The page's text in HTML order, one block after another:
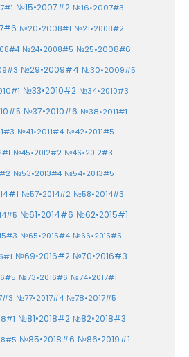
№15•2007#2 №16•2007#3
№20•2008#1 №21•2008#2
№24•2008#5 №25•2008#6
№29•2009#4 №30•2009#5
№33•2010#2 №34•2010#3
№37•2010#6 №38•2011#1
№41•2011#4 №42•2011#5
№45•2012#2 №46•2012#3
№53•2013#4 №54•2013#5
№57•2014#2 №58•2014#3
№61•2014#6 №62•2015#1
№65•2015#4 №66•2015#5
№69•2016#2 №70•2016#3
№73•2016#6 №74•2017#1
№77•2017#4 №78•2017#5
№81•2018#2 №82•2018#3
№85•2018#6 №86•2019#1